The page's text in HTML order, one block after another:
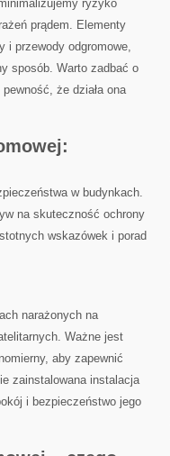
ryzyko
‌prądem. Elementy
i przewody odgromowe,
sposób.⁢ Warto ⁣zadbać o
że działa⁣ ona
w budynkach.
​na skuteczność ochrony
wskazówek i porad‌
narażonych na⁤
Ważne​ jest
aby zapewnić⁤
zainstalowana instalacja
i ‍bezpieczeństwo jego